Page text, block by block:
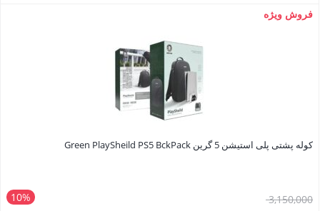
قیمت
فروش ویژه
کوله پشتی پلی استیشن 5 گرین Green PlaySheild PS5 BckPack
10% 3,150,000قیمت